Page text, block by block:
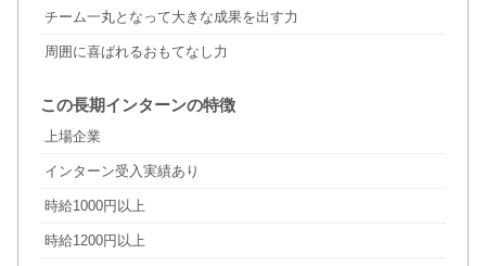
チーム一丸となって大きな成果を出す力
周囲に喜ばれるおもてなし力
この長期インターンの特徴
上場企業
インターン受入実績あり
時給1000円以上
時給1200円以上